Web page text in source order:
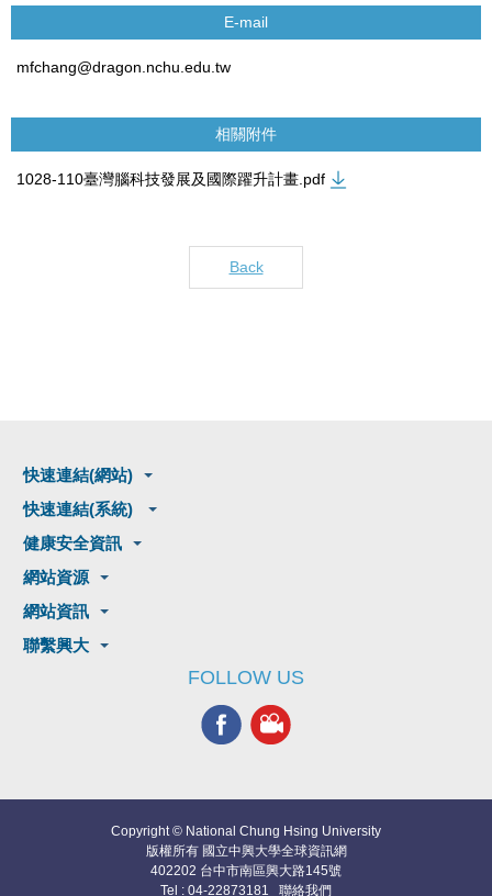
E-mail
mfchang@dragon.nchu.edu.tw
相關附件
1028-110臺灣腦科技發展及國際躍升計畫.pdf
Back
快速連結(網站)
快速連結(系統)
健康安全資訊
網站資源
網站資訊
聯繫興大
FOLLOW US
Copyright © National Chung Hsing University
版權所有 國立中興大學全球資訊網
402202 台中市南區興大路145號
Tel : 04-22873181 聯絡我們